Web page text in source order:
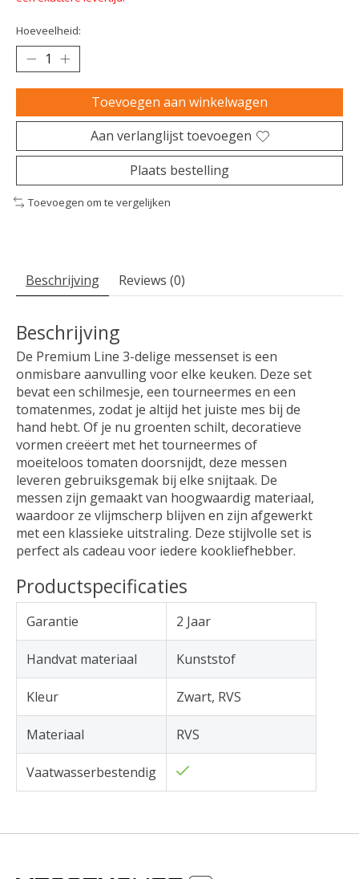
Hoeveelheid:
Toevoegen aan winkelwagen
Aan verlanglijst toevoegen
Plaats bestelling
Toevoegen om te vergelijken
Beschrijving Reviews (0)
Beschrijving
De Premium Line 3-delige messenset is een
onmisbare aanvulling voor elke keuken. Deze set
bevat een schilmesje, een tourneermes en een
tomatenmes, zodat je altijd het juiste mes bij de
hand hebt. Of je nu groenten schilt, decoratieve
vormen creëert met het tourneermes of
moeiteloos tomaten doorsnijdt, deze messen
leveren gebruiksgemak bij elke snijtaak. De
messen zijn gemaakt van hoogwaardig materiaal,
waardoor ze vlijmscherp blijven en zijn afgewerkt
met een klassieke uitstraling. Deze stijlvolle set is
perfect als cadeau voor iedere kookliefhebber.
Productspecificaties
Garantie 2 Jaar
Handvat materiaal Kunststof
Kleur Zwart, RVS
Materiaal RVS
Vaatwasserbestendig